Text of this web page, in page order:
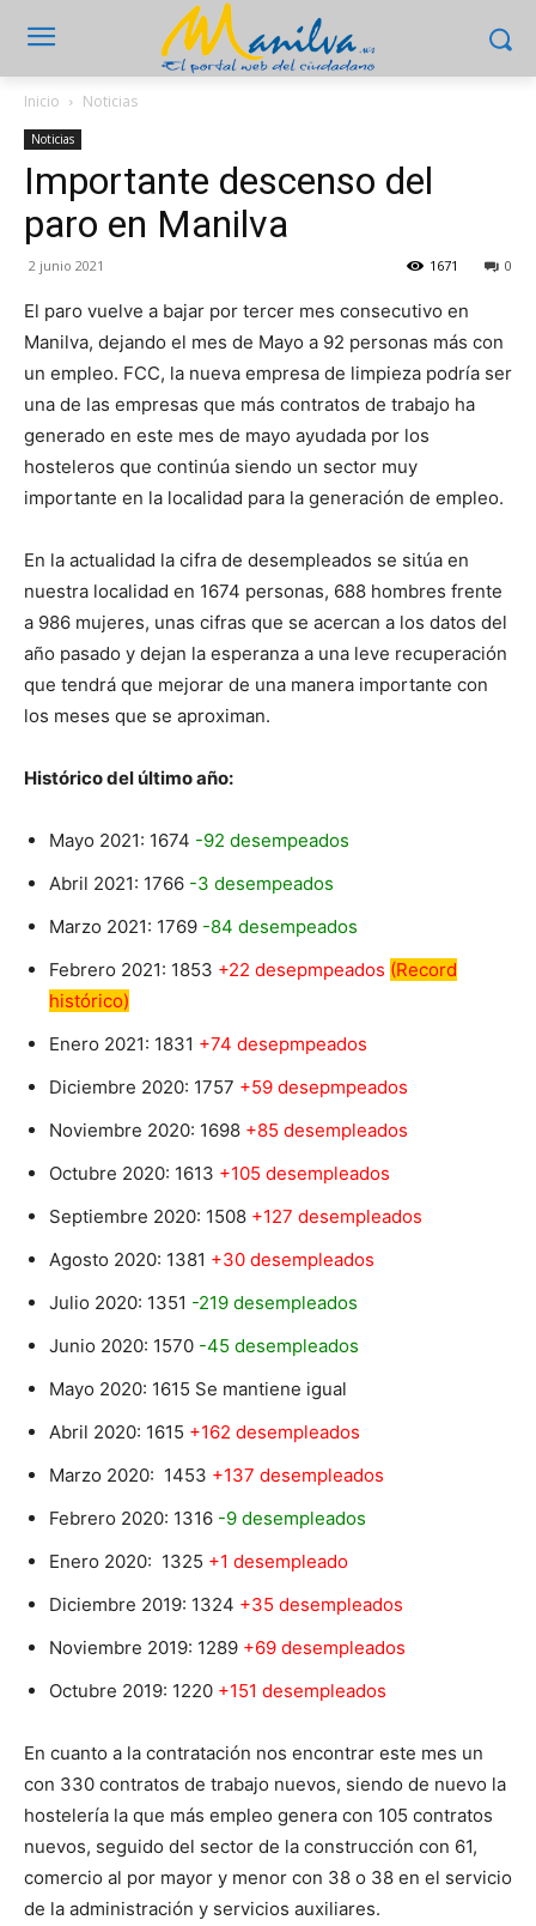
Inicio Noticias
Noticias
Importante descenso del
paro en Manilva
2 junio 2021 0
1671
El paro vuelve a bajar por tercer mes consecutivo en
Manilva, dejando el mes de Mayo a 92 personas más con
un empleo. FCC, la nueva empresa de limpieza podría ser
una de las empresas que más contratos de trabajo ha
generado en este mes de mayo ayudada por los
hosteleros que continúa siendo un sector muy
importante en la localidad para la generación de empleo.
En la actualidad la cifra de desempleados se sitúa en
nuestra localidad en 1674 personas, 688 hombres frente
a 986 mujeres, unas cifras que se acercan a los datos del
año pasado y dejan la esperanza a una leve recuperación
que tendrá que mejorar de una manera importante con
los meses que se aproximan.
Histórico del último año:
Mayo 2021: 1674 -92 desempeados
Abril 2021: 1766 -3 desempeados
Marzo 2021: 1769 -84 desempeados
Febrero 2021: 1853 +22 desepmpeados (Record
histórico)
Enero 2021: 1831 +74 desepmpeados
Diciembre 2020: 1757 +59 desepmpeados
Noviembre 2020: 1698 +85 desempleados
Octubre 2020: 1613 +105 desempleados
Septiembre 2020: 1508 +127 desempleados
Agosto 2020: 1381 +30 desempleados
Julio 2020: 1351 -219 desempleados
Junio 2020: 1570 -45 desempleados
Mayo 2020: 1615 Se mantiene igual
Abril 2020: 1615 +162 desempleados
Marzo 2020: 1453 +137 desempleados
Febrero 2020: 1316 -9 desempleados
Enero 2020: 1325 +1 desempleado
Diciembre 2019: 1324 +35 desempleados
Noviembre 2019: 1289 +69 desempleados
Octubre 2019: 1220 +151 desempleados
En cuanto a la contratación nos encontrar este mes un
con 330 contratos de trabajo nuevos, siendo de nuevo la
hostelería la que más empleo genera con 105 contratos
nuevos, seguido del sector de la construcción con 61,
comercio al por mayor y menor con 38 o 38 en el servicio
de la administración y servicios auxiliares.